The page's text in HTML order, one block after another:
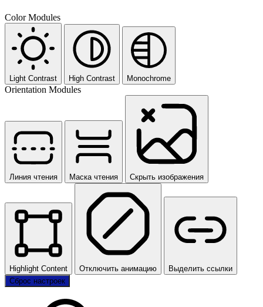
Color Modules
Light Contrast High Contrast Monochrome
Orientation Modules
Линия чтения Маска чтения Скрыть изображения
Highlight Content Отключить анимацию
Выделить ссылки
Сброс настроек